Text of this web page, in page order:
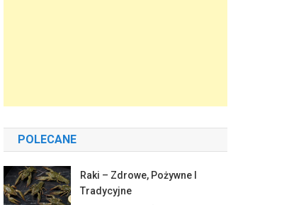
POLECANE
Raki – Zdrowe, Pożywne I
Tradycyjne